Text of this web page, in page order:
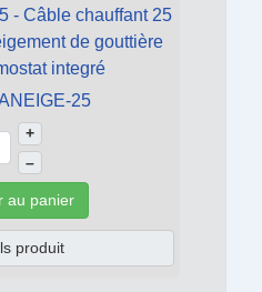
- Câble chauffant 25
de gouttière
integré
25
+
–
au panier
produit